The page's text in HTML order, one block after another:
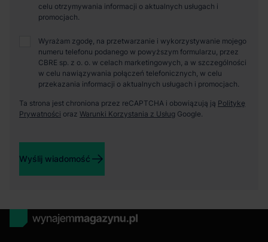
celu otrzymywania informacji o aktualnych usługach i
promocjach.
Wyrażam zgodę, na przetwarzanie i wykorzystywanie mojego
numeru telefonu podanego w powyższym formularzu, przez
CBRE sp. z o. o. w celach marketingowych, a w szczególności
w celu nawiązywania połączeń telefonicznych, w celu
przekazania informacji o aktualnych usługach i promocjach.
Ta strona jest chroniona przez reCAPTCHA i obowiązują ją Politykę
Prywatności oraz Warunki Korzystania z Usług Google.
Wyślij wiadomość